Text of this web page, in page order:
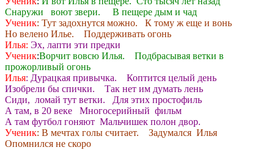
Снаружи воют звери. В пещере дым и чад
Ученик: Тут задохнутся можно. К тому ж еще и вонь
Но велено Илье. Поддерживать огонь
Илья: Эх, лапти эти предки
Ученик:Ворчит вовсю Илья. Подбрасывая ветки в
прожорливый огонь
Илья: Дурацкая привычка. Коптится целый день
Изобрели бы спички. Так нет им думать лень
Сиди, ломай тут ветки. Для этих простофиль
А там, в 20 веке Многосерийный фильм
А там футбол гоняют Мальчишек полон двор.
Ученик: В мечтах голы считает. Задумался Илья
Опомнился не скоро